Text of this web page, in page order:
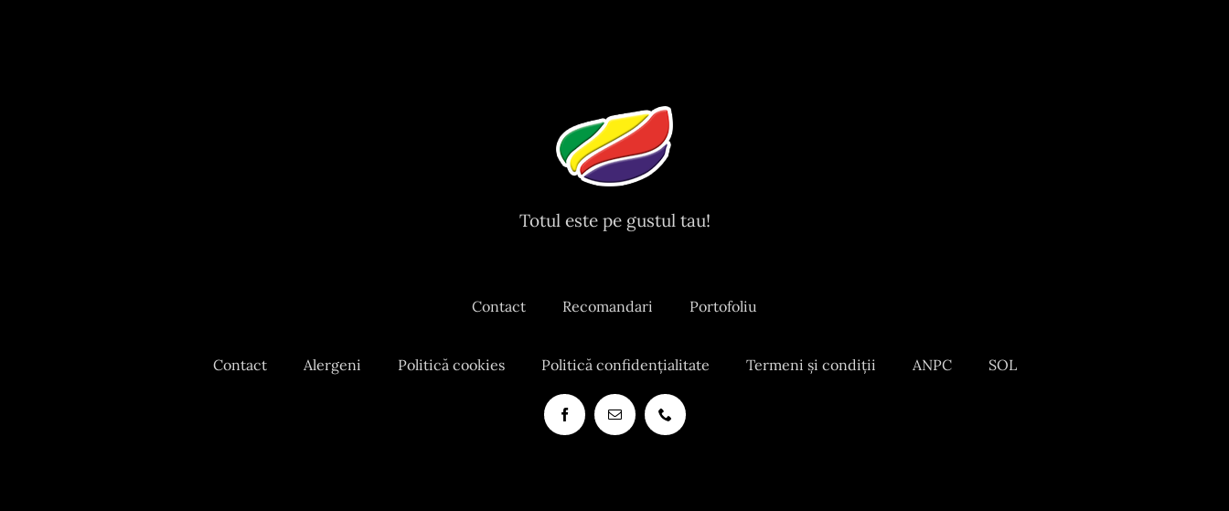
Totul este pe gustul tau!
Contact Recomandari Portofoliu
Contact Alergeni Politică cookies Politică confidențialitate Termeni și condiții ANPC SOL